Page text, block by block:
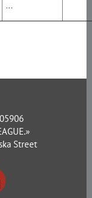
…
Street